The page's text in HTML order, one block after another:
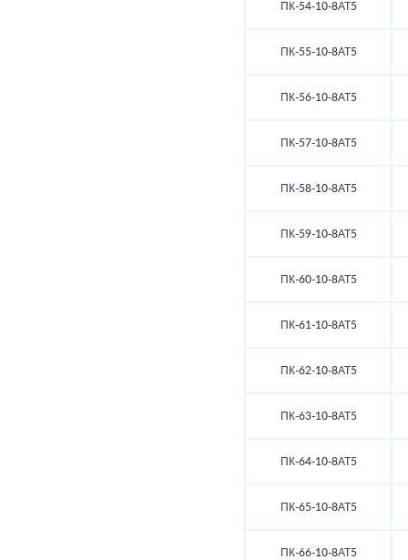
ПК-54-10-8АТ5
ПК-55-10-8АТ5
ПК-56-10-8АТ5
ПК-57-10-8АТ5
ПК-58-10-8АТ5
ПК-59-10-8АТ5
ПК-60-10-8АТ5
ПК-61-10-8АТ5
ПК-62-10-8АТ5
ПК-63-10-8АТ5
ПК-64-10-8АТ5
ПК-65-10-8АТ5
ПК-66-10-8АТ5